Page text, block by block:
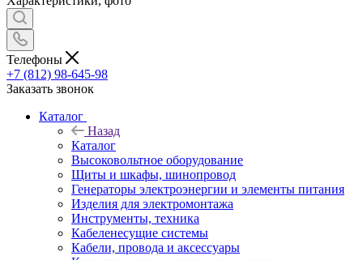
Телефоны
+7 (812) 98-645-98
Заказать звонок
Каталог
Назад
Каталог
Высоковольтное оборудование
Щиты и шкафы, шинопровод
Генераторы электроэнергии и элементы питания
Изделия для электромонтажа
Инструменты, техника
Кабеленесущие системы
Кабели, провода и аксессуары